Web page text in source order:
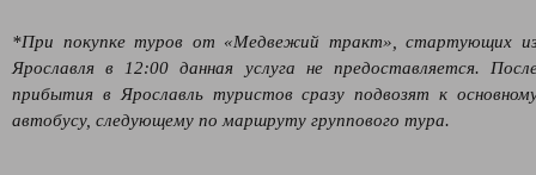
*При покупке туров от «Медвежий тракт», стартующих
Ярославля в 12:00 данная услуга не предоставляется.
прибытия в Ярославль туристов сразу подвозят к
автобусу, следующему по маршруту группового тура.